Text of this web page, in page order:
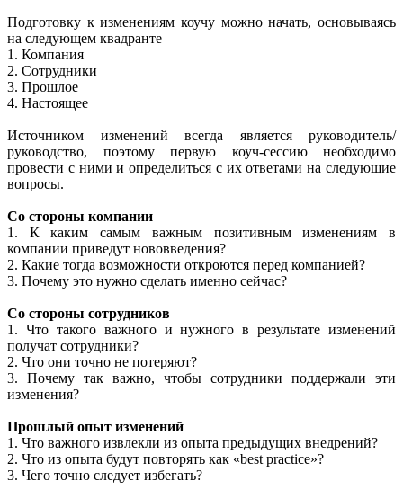
Подготовку к изменениям коучу можно начать, основываясь
на следующем квадранте
1. Компания
2. Сотрудники
3. Прошлое
4. Настоящее
Источником изменений всегда является руководитель/
руководство, поэтому первую коуч-сессию необходимо
провести с ними и определиться с их ответами на следующие
вопросы.
Со стороны компании
1. К каким самым важным позитивным изменениям в
компании приведут нововведения?
2. Какие тогда возможности откроются перед компанией?
3. Почему это нужно сделать именно сейчас?
Со стороны сотрудников
1. Что такого важного и нужного в результате изменений
получат сотрудники?
2. Что они точно не потеряют?
3. Почему так важно, чтобы сотрудники поддержали эти
изменения?
Прошлый опыт изменений
1. Что важного извлекли из опыта предыдущих внедрений?
2. Что из опыта будут повторять как «best practice»?
3. Чего точно следует избегать?